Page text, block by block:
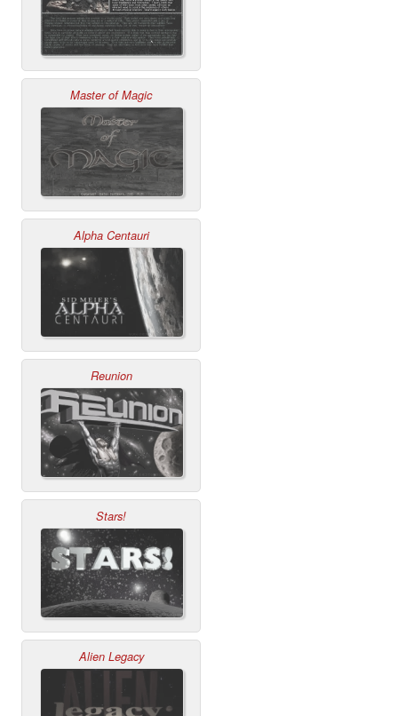
Master of Magic
Alpha Centauri
Reunion
Stars!
Alien Legacy